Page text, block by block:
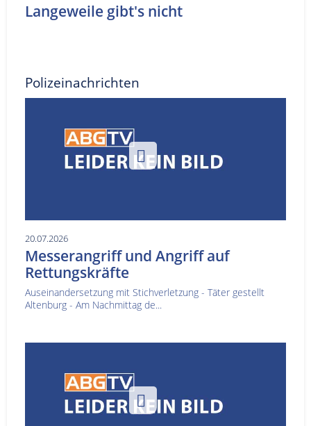
Langeweile gibt's nicht
Polizeinachrichten
20.07.2026
Messerangriff und Angriff auf
Rettungskräfte
Auseinandersetzung mit Stichverletzung - Täter gestellt
Altenburg - Am Nachmittag de...